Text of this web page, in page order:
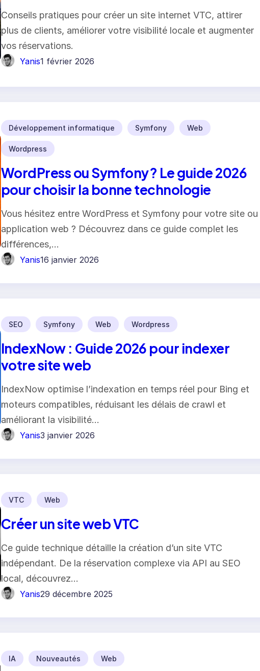
Conseils pratiques pour créer un site internet VTC, attirer
plus de clients, améliorer votre visibilité locale et augmenter
vos réservations.
Yanis1 février 2026
Développement informatique Symfony Web
Wordpress
WordPress ou Symfony ? Le guide 2026
pour choisir la bonne technologie
Vous hésitez entre WordPress et Symfony pour votre site ou
application web ? Découvrez dans ce guide complet les
différences,…
Yanis16 janvier 2026
SEO Symfony Web Wordpress
IndexNow : Guide 2026 pour indexer
votre site web
IndexNow optimise l’indexation en temps réel pour Bing et
moteurs compatibles, réduisant les délais de crawl et
améliorant la visibilité…
Yanis3 janvier 2026
VTC Web
Créer un site web VTC
Ce guide technique détaille la création d’un site VTC
indépendant. De la réservation complexe via API au SEO
local, découvrez…
Yanis29 décembre 2025
IA Nouveautés Web